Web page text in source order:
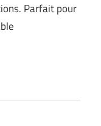
Parfait pour